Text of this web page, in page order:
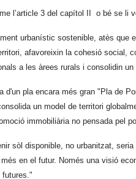
l’article 3 del capítol II o bé se li
urbanístic sostenible, atès que
afavoreixin la cohesió social,
a les àrees rurals i consolidin
d'un pla encara més gran "Pla de
un model de territori
immobiliària no pensada pel
sòl disponible, no urbanitzat,
en el futur. Només una visió
futures."